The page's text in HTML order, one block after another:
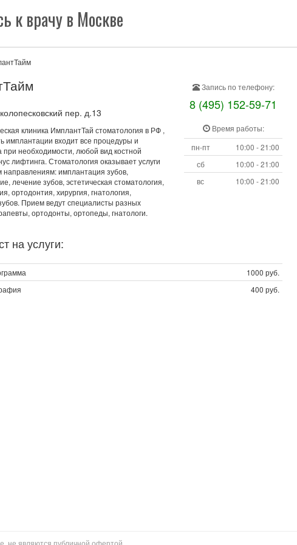
к врачу в Москве
пер. д.13
клиника ИмплантТай стоматология в РФ ,
имплантации входит все процедуры и
при необходимости, любой вид костной
лифтинга. Стоматология оказывает услуги
имплантация зубов,
лечение зубов, эстетическая стоматология,
ортодонтия, хирургия, гнатология,
Прием ведут специалисты разных
ортодонты, ортопеды, гнатологи.
Запись по телефону:
8 (495) 152-59-71
Время работы:
пн-пт
10:00 - 21:00
сб
10:00 - 21:00
вс
10:00 - 21:00
на услуги:
1000 руб.
400 руб.
не являются публичной офертой.